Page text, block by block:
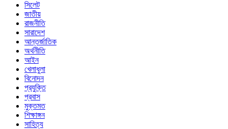
সিলেট
জাতীয়
রাজনীতি
সারাদেশ
আন্তর্জাতিক
অর্থনীতি
আইন
খেলাধুলা
বিনোদন
প্রযুক্তি
প্রবাস
মুক্তমত
শিক্ষাঙ্গন
সাহিত্য